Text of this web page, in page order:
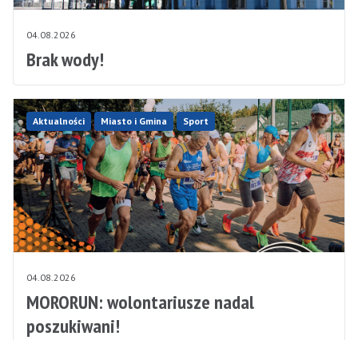
04.08.2026
Brak wody!
Aktualności Miasto i Gmina Sport
04.08.2026
MORORUN: wolontariusze nadal
poszukiwani!